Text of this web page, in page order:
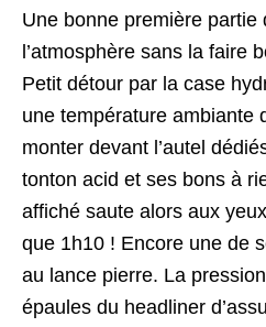
Une bonne première partie
l’atmosphère sans la faire
Petit détour par la case
une température ambiante
monter devant l’autel
tonton acid et ses bons à
affiché saute alors aux
que 1h10 ! Encore une de
au lance pierre. La
épaules du headliner